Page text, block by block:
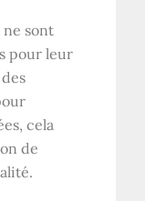
ne sont
pour leur
cela
de